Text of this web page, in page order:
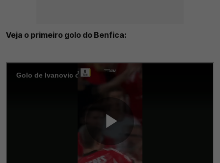
Veja o primeiro golo do Benfica: